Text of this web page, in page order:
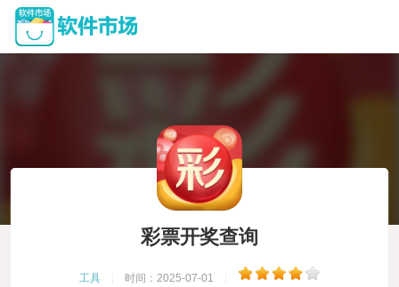
彩票开奖查询
工具 时间：2025-07-01